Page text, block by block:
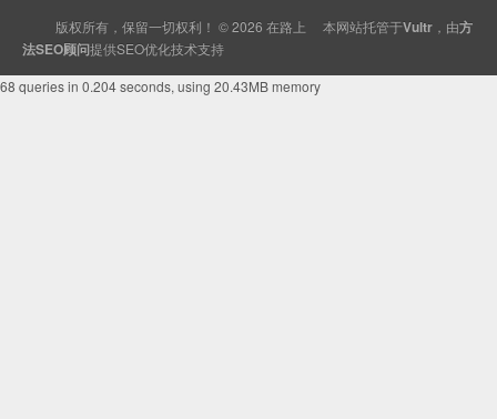
版权所有，保留一切权利！ © 2026 在路上 本网站托管于Vultr ，由方
法SEO顾问提供SEO优化技术支持
68 queries in 0.204 seconds, using 20.43MB memory